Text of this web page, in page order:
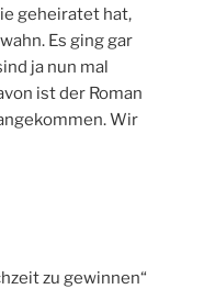
geheiratet hat,
Es ging gar
ja nun mal
ist der Roman
Wir
zu gewinnen“